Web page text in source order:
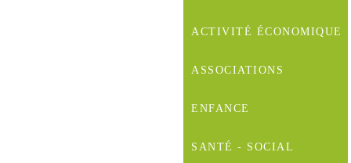
ACTIVITÉ ÉCONOMIQUE
ASSOCIATIONS
ENFANCE
SANTÉ - SOCIAL